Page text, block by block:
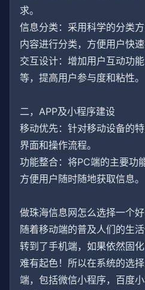
求。
信息分类：采用科学的分类
内容进行分类，方便用户快速
交互设计：增加用户互动功
等，提高用户参与度和粘性。
二，APP及小程序建设
移动优先：针对移动设备的
界面和操作流程。
功能整合：将PC端的主要功
方便用户随时随地获取信息。
做珠海信息网怎么选择一个
随着移动端的普及人们的生
转到了手机端，如果依然固
难有起色！所以在系统的选
端，包括微信小程序，百度